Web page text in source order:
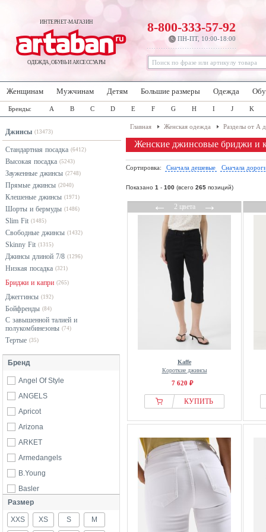
ИНТЕРНЕТ-МАГАЗИН
ОДЕЖДА, ОБУВЬ И АКСЕССУАРЫ
8-800-333-57-92
ПН-ПТ, 10:00-18:00
Женщинам Мужчинам Детям Большие размеры Одежда
Бренды: A B C D E F G H I J K
Джинсы (13473)
Стандартная посадка (6412)
Высокая посадка (5243)
Зауженные джинсы (2748)
Прямые джинсы (2040)
Клешеные джинсы (1971)
Шорты и бермуды (1486)
Slim Fit (1485)
Свободные джинсы (1432)
Skinny Fit (1315)
Джинсы длиной 7/8 (1296)
Низкая посадка (321)
Бриджи и капри (265)
Джеггинсы (192)
Бойфренды (84)
С завышенной талией и
полукомбинезоны (74)
Тертые (35)
Бренд
Angel Of Style
ANGELS
Apricot
Arizona
ARKET
Armedangels
B.Young
Basler
Bershka
BRAX
Размер
XXS XS S M
Главная Женская одежда Разделы от А
Женские джинсовые бриджи и
Сортировка: Сначала дешевые Сначала
Показано 1 - 100 (всего 265 позиций)
←2 цвета→
Kaffe
Короткие джинсы
7 620 ₽
КУПИТЬ